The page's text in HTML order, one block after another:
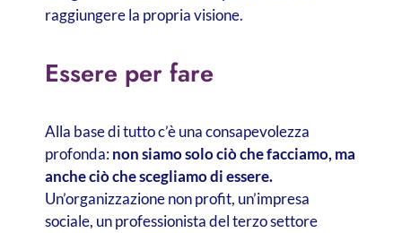
raggiungere la propria visione.
Essere per fare
Alla base di tutto c’è una consapevolezza
profonda:non siamo solo ciò che facciamo, ma
anche ciò che scegliamo di essere.
Un’organizzazione non profit, un’impresa
sociale, un professionista del terzo settore